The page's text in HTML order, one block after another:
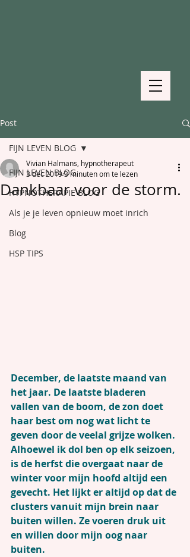
Post
FIJN LEVEN BLOG
HYPNOTHERAPIE BLOG
Als je je leven opnieuw moet inrich
Blog
HSP TIPS
FIJN LEVEN BLOG
Dankbaar voor de storm.
Vivian Halmans, hypnotherapeut
3 dec 20193 minuten om te lezen
December, de laatste maand van
het jaar. De laatste bladeren
vallen van de boom, de zon doet
haar best om nog wat licht te
geven door de veelal grijze wolken.
Alhoewel ik dol ben op elk seizoen,
is de herfst die overgaat naar de
winter voor mijn hoofd altijd een
gevecht. Het lijkt er altijd op dat de
clusters vanuit mijn brein naar
buiten willen. Ze voeren druk uit
en willen door mijn oog naar
buiten.